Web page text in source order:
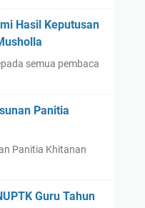
Hasil Keputusan
semua pembaca
Panitia
Panitia Khitanan
Guru Tahun